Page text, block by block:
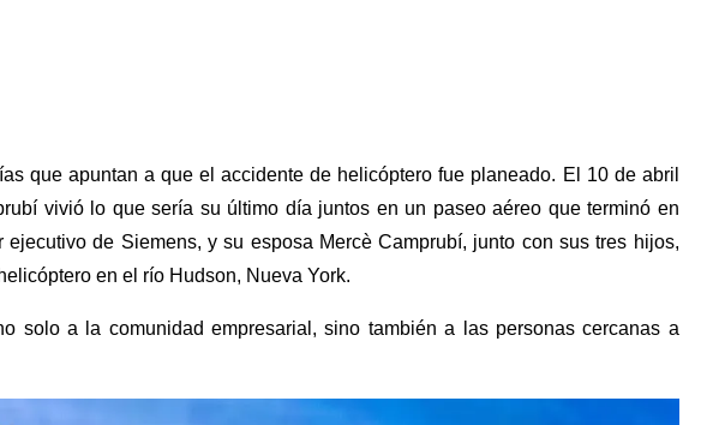
que apuntan a que el accidente de helicóptero fue planeado. El 10 de abril
vivió lo que sería su último día juntos en un paseo aéreo que terminó en
ejecutivo de Siemens, y su esposa Mercè Camprubí, junto con sus tres hijos,
en el río Hudson, Nueva York.
solo a la comunidad empresarial, sino también a las personas cercanas a